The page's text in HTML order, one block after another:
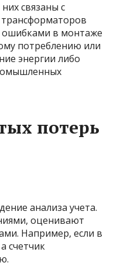
связаны с
ошибками в монтаже
потреблению или
энергии либо
потерь
анализа учета.
оценивают
Например, если в
счетчик